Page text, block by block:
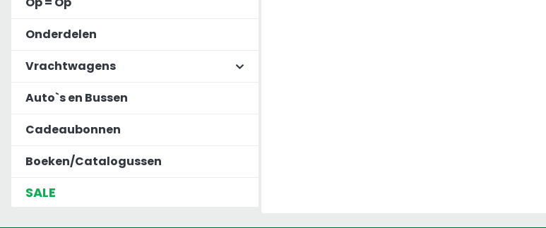
Onderdelen
Vrachtwagens
Auto`s en Bussen
Cadeaubonnen
Boeken/Catalogussen
SALE